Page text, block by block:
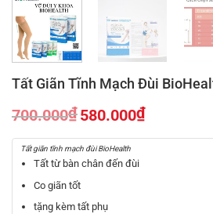
Tất Giãn Tĩnh Mạch Đùi
700.000₫
gốc
là:
700.000₫.
580.000₫
hiện
tại
580.000₫.
Tất giãn tĩnh mạch đùi BioHealth
Tất từ bàn chân đến đùi
Co giãn tốt
tặng kèm tất phụ